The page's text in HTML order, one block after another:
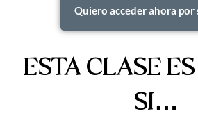
Quiero acceder ahora por
ESTA CLASE
SI…